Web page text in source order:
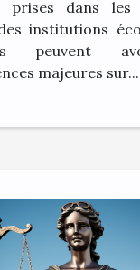
prises dans les
institutions
peuvent
majeures sur...